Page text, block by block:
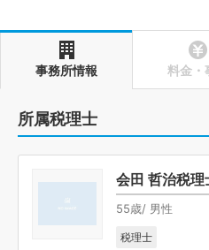
事務所情報 料金・
所属税理士
会田 哲治税理
55歳/ 男性
税理士